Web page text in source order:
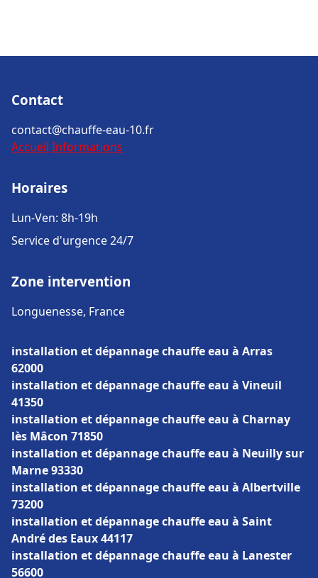
Contact
contact@chauffe-eau-10.fr
Accueil Informations
Horaires
Lun-Ven: 8h-19h
Service d'urgence 24/7
Zone intervention
Longuenesse, France
installation et dépannage chauffe eau à Arras
62000
installation et dépannage chauffe eau à Vineuil
41350
installation et dépannage chauffe eau à Charnay
lès Mâcon 71850
installation et dépannage chauffe eau à Neuilly sur
Marne 93330
installation et dépannage chauffe eau à Albertville
73200
installation et dépannage chauffe eau à Saint
André des Eaux 44117
installation et dépannage chauffe eau à Lanester
56600